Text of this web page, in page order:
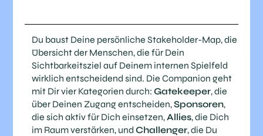
Du baust Deine persönliche Stakeholder-Map, die
Übersicht der Menschen, die für Dein
Sichtbarkeitsziel auf Deinem internen Spielfeld
wirklich entscheidend sind. Die Companion geht
mit Dir vier Kategorien durch: Gatekeeper, die
über Deinen Zugang entscheiden,Sponsoren,
die sich aktiv für Dich einsetzen, Allies, die Dich
im Raum verstärken, und Challenger, die Du